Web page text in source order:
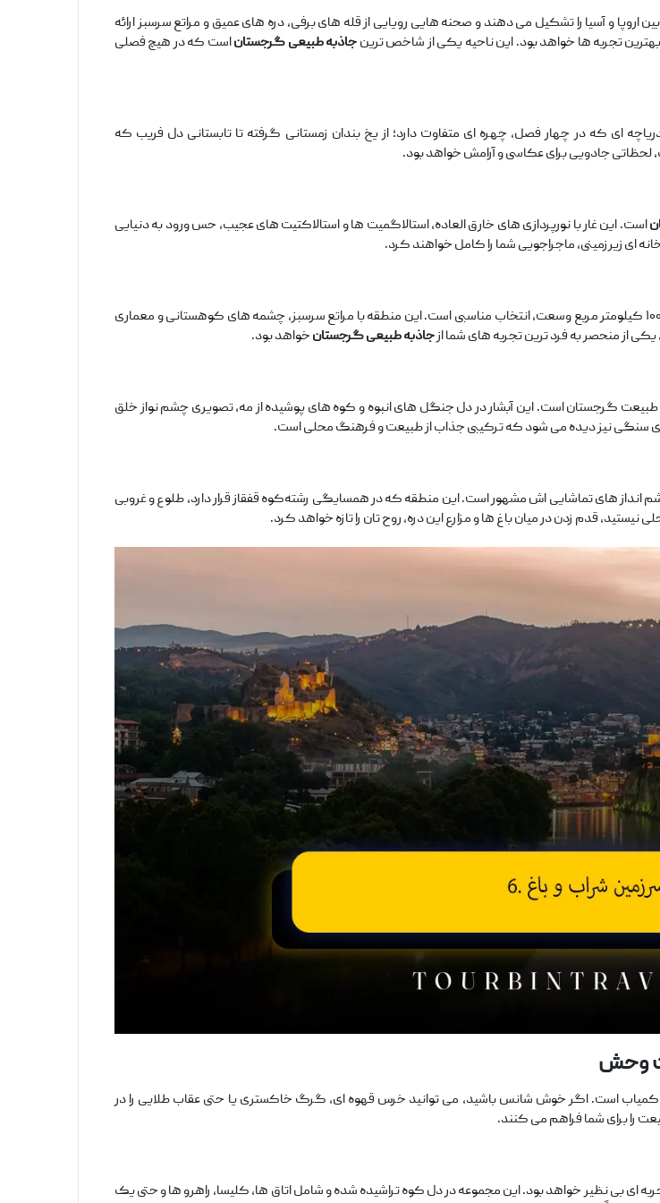
و آسیا را تشکیل می ‌دهند و صحنه‌ هایی رویایی از قله‌ های برفی، دره‌ های عمیق و مراتع سرسبز ارائه
تجربه‌ ها خواهد بود. این ناحیه یکی از شاخص ‌ترینجاذبه‌ طبیعی گرجستاناست که در هیچ فصلی
‌ای که در چهار فصل، چهره ‌ای متفاوت دارد؛ از یخ ‌بندان زمستانی گرفته تا تابستانی دل‌ فریب که
لحظاتی جادویی برای عکاسی و آرامش خواهد بود.
است. این غار با نورپردازی ‌های خارق ‌العاده، استالاگمیت ‌ها و استالاکتیت ‌های عجیب، حس ورود به دنیایی
‌ای زیرزمینی، ماجراجویی شما را کامل خواهند کرد.
اگر به دنبال جایی دور از زندگی شهری و مدرن هستید، پارک ملی توشتی با بیش از ۱۰۰۰ کیلومتر مربع وسعت، انتخاب مناسبی است. این منطقه با مراتع سرسبز، چشمه ‌های کوهستانی و معماری
از منحصر به ‌فرد ترین تجربه‌ های شما ازجاذبه طبیعی گرجستانخواهد بود.
حدود ۳۰ متر، یکی از دیدنی‌ ترین نقاط طبیعت گرجستان است. این آبشار در دل جنگل ‌های انبوه و کوه‌ های پوشیده از مه، تصویری چشم‌ نواز خلق
سنگی نیز دیده می ‌شود که ترکیبی جذاب از طبیعت و فرهنگ محلی است.
های تماشایی ‌اش مشهور است. این منطقه که در همسایگی رشته‌کوه قفقاز قرار دارد، طلوع و غروبی
قدم ‌زدن در میان باغ ‌ها و مزارع این دره، روح‌ تان را تازه خواهد کرد.
وحش
کمیاب است. اگر خوش ‌شانس باشید، می ‌توانید خرس قهوه ‌ای، گرگ خاکستری یا حتی عقاب طلایی را در
را برای شما فراهم می‌ کنند.
‌ای بی ‌نظیر خواهد بود. این مجموعه در دل کوه تراشیده شده و شامل اتاق ‌ها، کلیسا، راهرو ها و حتی یک